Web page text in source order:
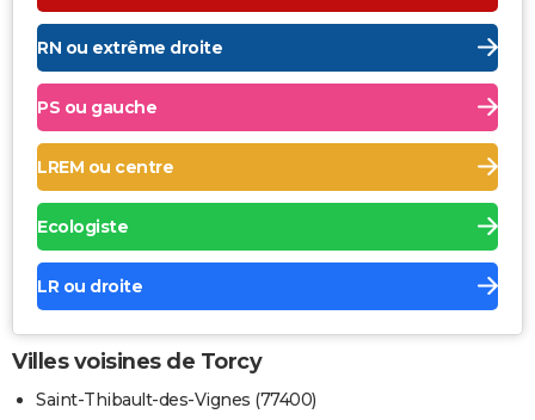
RN ou extrême droite
PS ou gauche
LREM ou centre
Ecologiste
LR ou droite
Villes voisines de Torcy
Saint-Thibault-des-Vignes (77400)